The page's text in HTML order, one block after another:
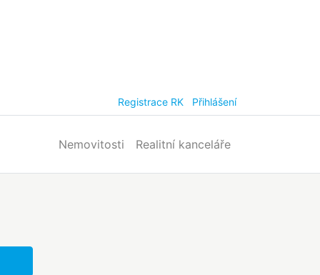
Registrace RK Přihlášení
Nemovitosti Realitní kanceláře